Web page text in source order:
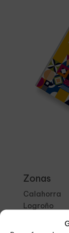
Zonas
Calahorra
Logroño